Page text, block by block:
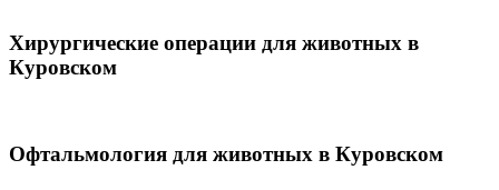
Хирургические операции для животных в
Куровском
Офтальмология для животных в Куровском